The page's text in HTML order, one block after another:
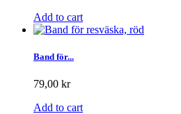
Add to cart
Band för...
79,00 kr
Add to cart